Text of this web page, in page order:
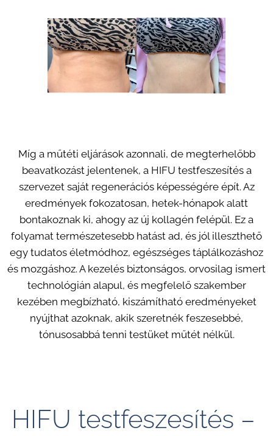
Míg a műtéti eljárások azonnali, de megterhelőbb
beavatkozást jelentenek, a HIFU testfeszesítés a
szervezet saját regenerációs képességére épít. Az
eredmények fokozatosan, hetek-hónapok alatt
bontakoznak ki, ahogy az új kollagén felépül. Ez a
folyamat természetesebb hatást ad, és jól illeszthető
egy tudatos életmódhoz, egészséges táplálkozáshoz
és mozgáshoz. A kezelés biztonságos, orvosilag ismert
technológián alapul, és megfelelő szakember
kezében megbízható, kiszámítható eredményeket
nyújthat azoknak, akik szeretnék feszesebbé,
tónusosabbá tenni testüket műtét nélkül.
HIFU testfeszesítés –